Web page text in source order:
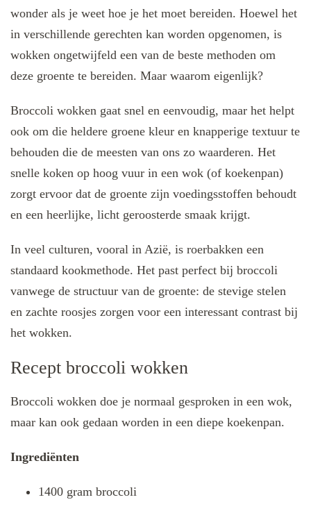
wonder als je weet hoe je het moet bereiden. Hoewel het
in verschillende gerechten kan worden opgenomen, is
wokken ongetwijfeld een van de beste methoden om
deze groente te bereiden. Maar waarom eigenlijk?
Broccoli wokken gaat snel en eenvoudig, maar het helpt
ook om die heldere groene kleur en knapperige textuur te
behouden die de meesten van ons zo waarderen. Het
snelle koken op hoog vuur in een wok (of koekenpan)
zorgt ervoor dat de groente zijn voedingsstoffen behoudt
en een heerlijke, licht geroosterde smaak krijgt.
In veel culturen, vooral in Azië, is roerbakken een
standaard kookmethode. Het past perfect bij broccoli
vanwege de structuur van de groente: de stevige stelen
en zachte roosjes zorgen voor een interessant contrast bij
het wokken.
Recept broccoli wokken
Broccoli wokken doe je normaal gesproken in een wok,
maar kan ook gedaan worden in een diepe koekenpan.
Ingrediënten
1400 gram broccoli